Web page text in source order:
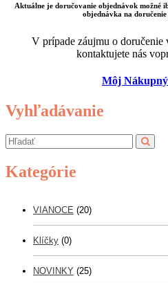
Aktuálne je doručovanie objednávok možné
objednávka na
V prípade záujmu o
kontaktujete nás
Môj
Vyhľadávanie
Kategórie
VIANOCE (20)
Klíčky (0)
NOVINKY (25)